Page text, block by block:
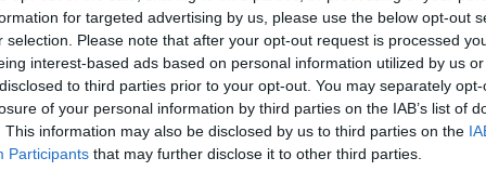
for targeted advertising by us, please use the below opt-out
selection. Please note that after your opt-out request is processed
interest-based ads based on personal information utilized by us
to third parties prior to your opt-out. You may separately
of your personal information by third parties on the IAB’s list of
This information may also be disclosed by us to third parties on the
Participants that may further disclose it to other third parties.
ευρώ παρουσίασαν, τον Ιούλιο του 2025, οι
έναντι αύξησης κατά 4.403 εκατ. ευρώ
και ο ετήσιος ρυθμός μεταβολής μειώθηκε στο
μήνα. Ειδικότερα, οι καταθέσεις των MXE